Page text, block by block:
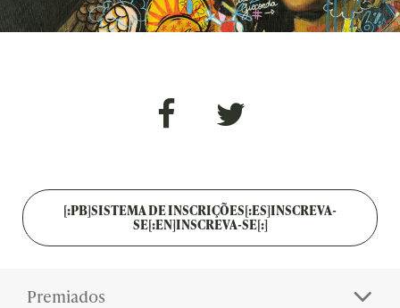
[:PB]SISTEMA DE INSCRIÇÕES[:ES]INSCREVA-
SE[:EN]INSCREVA-SE[:]
Premiados